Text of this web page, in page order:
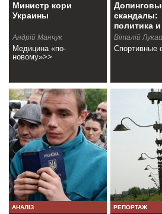
Министр кори
Украины
Андрій Манчук
Медицина «по-
новому»>>
скандалы:
политика и
двойные
стандарты
Віталій
Спортивные
АНАЛІЗ РЕПОРТАЖ